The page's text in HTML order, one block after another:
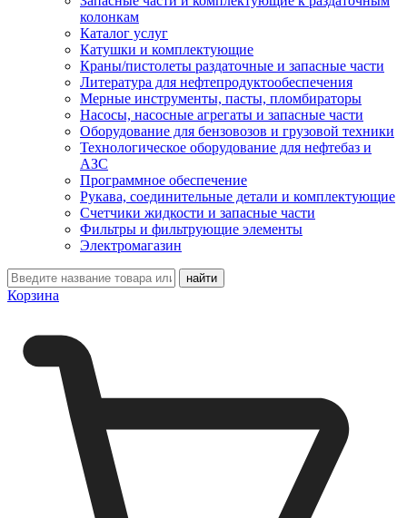
колонкам
Каталог услуг
Катушки и комплектующие
Краны/пистолеты раздаточные и запасные части
Литература для нефтепродуктообеспечения
Мерные инструменты, пасты, пломбираторы
Насосы, насосные агрегаты и запасные части
Оборудование для бензовозов и грузовой техники
Технологическое оборудование для нефтебаз и
АЗС
Программное обеспечение
Рукава, соединительные детали и комплектующие
Счетчики жидкости и запасные части
Фильтры и фильтрующие элементы
Электромагазин
Корзина